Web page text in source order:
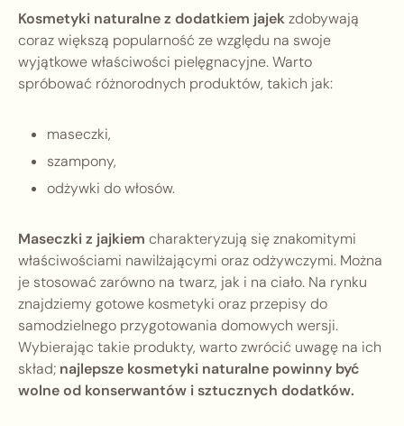
Kosmetyki naturalne z dodatkiem jajekzdobywają
coraz większą popularność ze względu na swoje
wyjątkowe właściwości pielęgnacyjne. Warto
spróbować różnorodnych produktów, takich jak:
maseczki,
szampony,
odżywki do włosów.
Maseczki z jajkiem charakteryzują się znakomitymi
właściwościami nawilżającymi oraz odżywczymi. Można
je stosować zarówno na twarz, jak i na ciało. Na rynku
znajdziemy gotowe kosmetyki oraz przepisy do
samodzielnego przygotowania domowych wersji.
Wybierając takie produkty, warto zwrócić uwagę na ich
skład; najlepsze kosmetyki naturalne powinny być
wolne od konserwantów i sztucznych dodatków.